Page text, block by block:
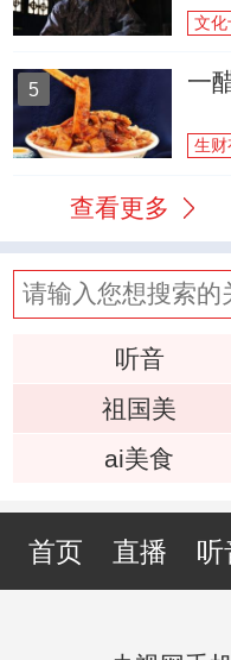
文化
5 一
生财
查看更多
听音
祖国美
ai美食
首页 直播 听